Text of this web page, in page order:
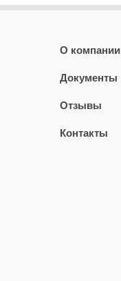
О компании
Документы
Отзывы
Контакты